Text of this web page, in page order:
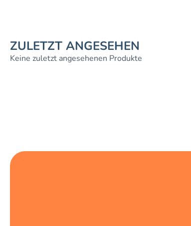
ZULETZT ANGESEHEN
Keine zuletzt angesehenen Produkte